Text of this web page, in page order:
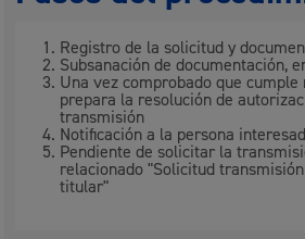
Registro de la solicitud y
Subsanación de documentación,
Una vez comprobado que cumple
prepara la resolución de
transmisión
Notificación a la persona
Pendiente de solicitar la
relacionado "Solicitud
titular"